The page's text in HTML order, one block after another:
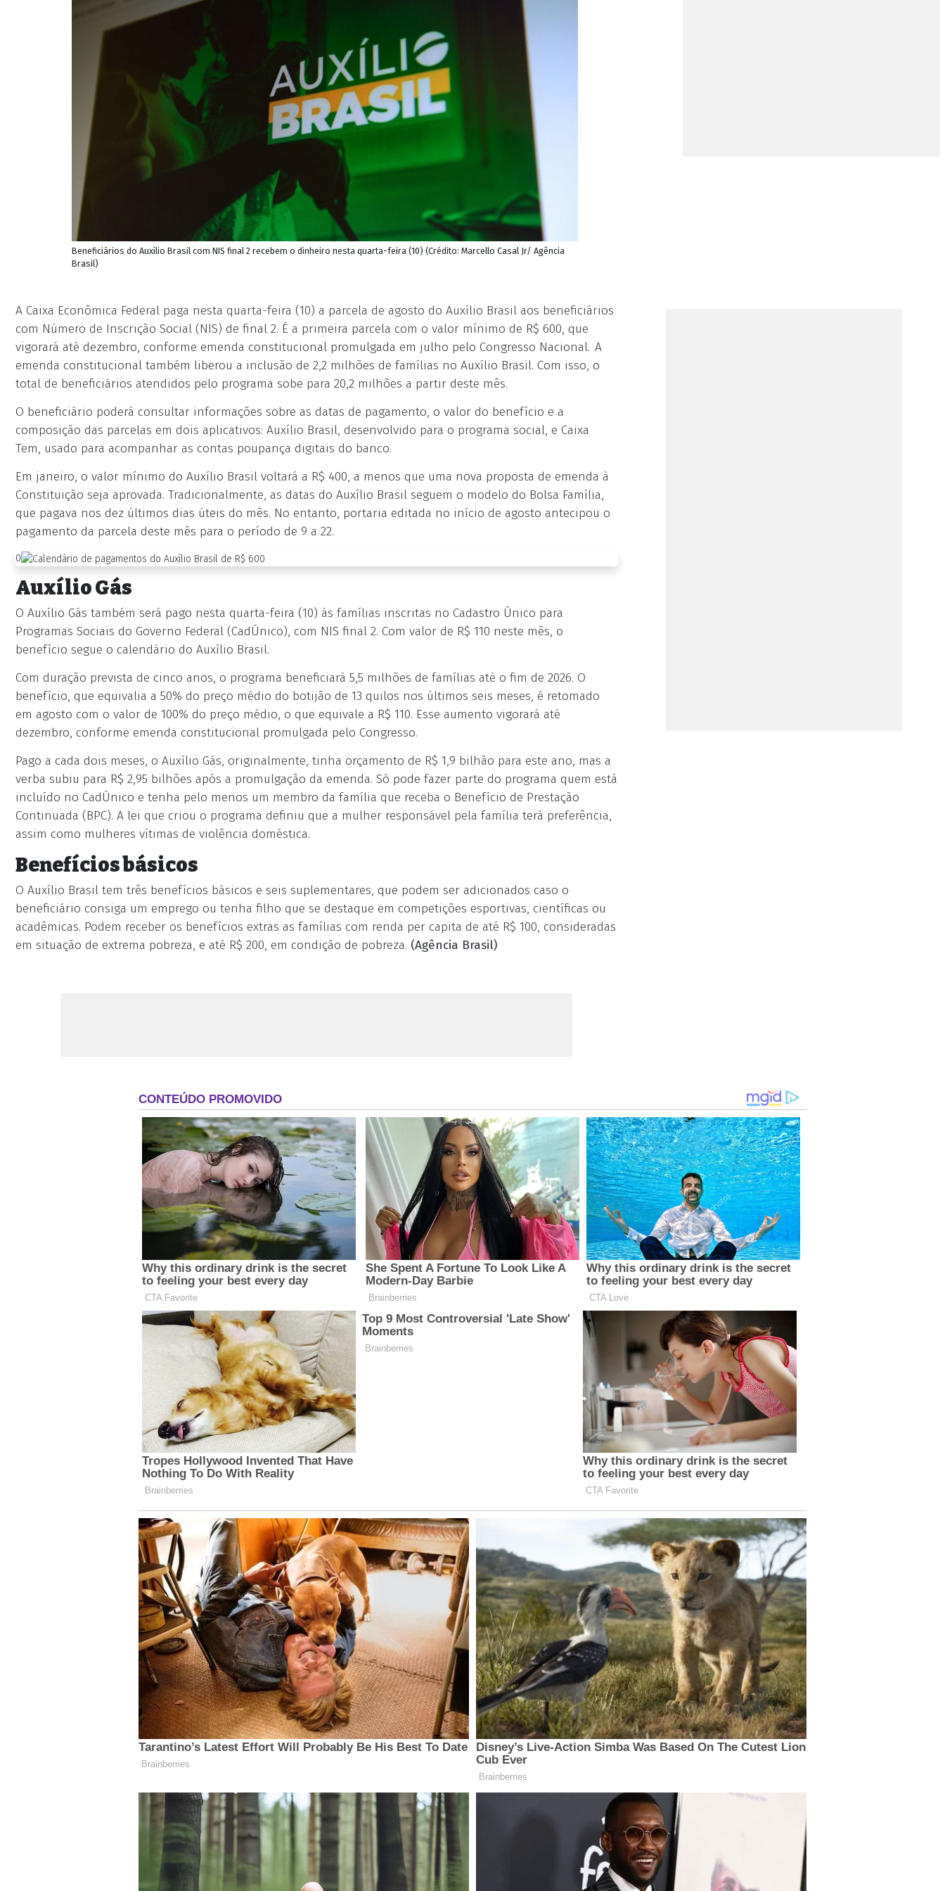
Beneficiários do Auxílio Brasil com NIS final 2 recebem o dinheiro nesta quarta-feira (10) (Crédito: Marcello Casal Jr/ Agência
Brasil)
A Caixa Econômica Federal paga nesta quarta-feira (10) a parcela de agosto do Auxílio Brasil aos beneficiários
com Número de Inscrição Social (NIS) de final 2. É a primeira parcela com o valor mínimo de R$ 600, que
vigorará até dezembro, conforme emenda constitucional promulgada em julho pelo Congresso Nacional. A
emenda constitucional também liberou a inclusão de 2,2 milhões de famílias no Auxílio Brasil. Com isso, o
total de beneficiários atendidos pelo programa sobe para 20,2 milhões a partir deste mês.
O beneficiário poderá consultar informações sobre as datas de pagamento, o valor do benefício e a
composição das parcelas em dois aplicativos: Auxílio Brasil, desenvolvido para o programa social, e Caixa
Tem, usado para acompanhar as contas poupança digitais do banco.
Em janeiro, o valor mínimo do Auxílio Brasil voltará a R$ 400, a menos que uma nova proposta de emenda à
Constituição seja aprovada. Tradicionalmente, as datas do Auxílio Brasil seguem o modelo do Bolsa Família,
que pagava nos dez últimos dias úteis do mês. No entanto, portaria editada no início de agosto antecipou o
pagamento da parcela deste mês para o período de 9 a 22.
0
Auxílio Gás
O Auxílio Gás também será pago nesta quarta-feira (10) às famílias inscritas no Cadastro Único para
Programas Sociais do Governo Federal (CadÚnico), com NIS final 2. Com valor de R$ 110 neste mês, o
benefício segue o calendário do Auxílio Brasil.
Com duração prevista de cinco anos, o programa beneficiará 5,5 milhões de famílias até o fim de 2026. O
benefício, que equivalia a 50% do preço médio do botijão de 13 quilos nos últimos seis meses, é retomado
em agosto com o valor de 100% do preço médio, o que equivale a R$ 110. Esse aumento vigorará até
dezembro, conforme emenda constitucional promulgada pelo Congresso.
Pago a cada dois meses, o Auxílio Gás, originalmente, tinha orçamento de R$ 1,9 bilhão para este ano, mas a
verba subiu para R$ 2,95 bilhões após a promulgação da emenda. Só pode fazer parte do programa quem está
incluído no CadÚnico e tenha pelo menos um membro da família que receba o Benefício de Prestação
Continuada (BPC). A lei que criou o programa definiu que a mulher responsável pela família terá preferência,
assim como mulheres vítimas de violência doméstica.
Benefícios básicos
O Auxílio Brasil tem três benefícios básicos e seis suplementares, que podem ser adicionados caso o
beneficiário consiga um emprego ou tenha filho que se destaque em competições esportivas, científicas ou
acadêmicas. Podem receber os benefícios extras as famílias com renda per capita de até R$ 100, consideradas
em situação de extrema pobreza, e até R$ 200, em condição de pobreza. (Agência Brasil)